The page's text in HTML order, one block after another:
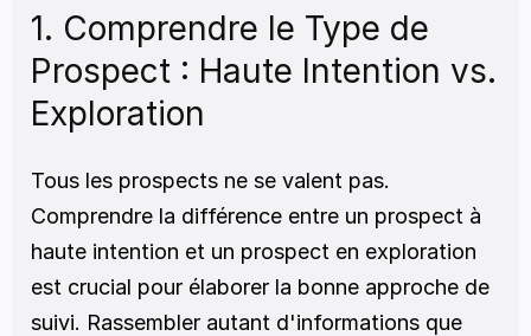
1. Comprendre le Type de
Prospect : Haute Intention vs.
Exploration
Tous les prospects ne se valent pas.
Comprendre la différence entre un prospect à
haute intention et un prospect en exploration
est crucial pour élaborer la bonne approche de
suivi. Rassembler autant d'informations que